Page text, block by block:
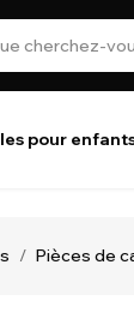
pour
/ Pièces de